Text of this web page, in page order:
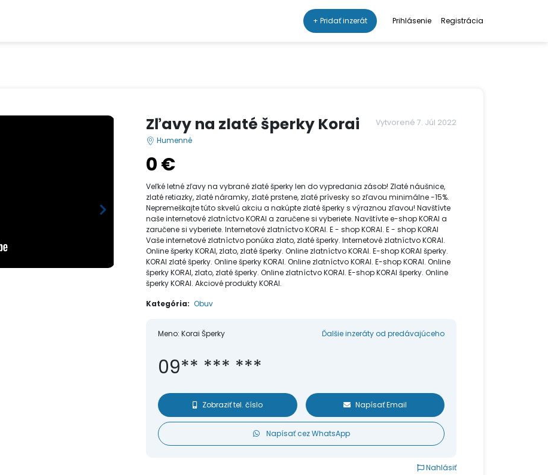
+ Pridať inzerát Prihlásenie Registrácia
Zľavy na zlaté šperky Korai
Vytvorené 7. Júl 2022
Humenné
0 €
Veľké letné zľavy na vybrané zlaté šperky len do vypredania zásob! Zlaté náušnice,
zlaté retiazky, zlaté náramky, zlaté prstene, zlaté prívesky so zľavou minimálne -15%.
Nepremeškajte túto skvelú akciu a nakúpte zlaté šperky s výraznou zľavou! Navštívte
naše internetové zlatníctvo KORAI a zaručene si vyberiete. Navštívte e-shop KORAI a
zaručene si vyberiete. Internetové zlatníctvo KORAI. E - shop KORAI. E - shop KORAI
Vaše internetové zlatníctvo ponúka zlato, zlaté šperky. Internetové zlatníctvo KORAI.
Online šperky KORAI, zlato, zlaté šperky. Online zlatníctvo KORAI. E-shop KORAI šperky.
KORAI zlaté šperky. Online šperky KORAI. Online zlatníctvo KORAI. E-shop KORAI. Online
šperky KORAI, zlato, zlaté šperky. Online zlatníctvo KORAI. E-shop KORAI šperky. Online
šperky KORAI. Akciové produkty KORAI.
Kategória: Obuv
Meno: Korai Šperky Ďalšie inzeráty od predávajúceho
09** *** ***
Zobraziť tel. číslo Napísať Email
Napísať cez WhatsApp
Nahlásiť